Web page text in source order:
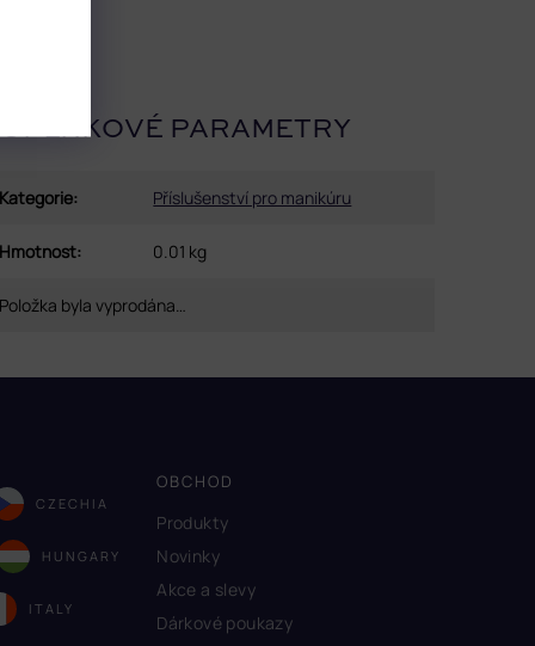
PARAMETRY
Kategorie: Příslušenství pro manikúru
Hmotnost: 0.01 kg
Položka byla vyprodána…
CZECHIA
HUNGARY
ITALY
OBCHOD
Produkty
Novinky
Akce a slevy
Dárkové poukazy